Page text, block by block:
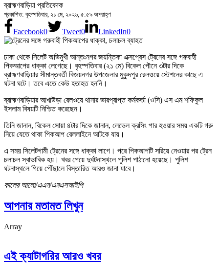
ব্রাহ্মণবাড়িয়া প্রতিবেদক
প্রকাশিত: বৃহস্পতিবার, ২১ মে, ২০২৬, ৫:৫৯ অপরাহ্ণ
Facebook0 Tweet0 LinkedIn0
ঢাকা থেকে সিলেট অভিমুখী আন্তঃনগর জয়ন্তিকা এক্সপ্রেস ট্রেনের সঙ্গে গরুবাহী
পিকআপের ধাক্কা লেগেছে। বৃহস্পতিবার (২১ মে) বিকেল পৌনে ৩টার দিকে
ব্রাহ্মণবাড়িয়ার সীমান্তবর্তী বিজয়নগর উপজেলার মুকুন্দপুর রেলওয়ে স্টেশনের কাছে এ
ঘটনা ঘটে। তবে এতে কেউ হতাহত হননি।
ব্রাহ্মণবাড়িয়ার আখাউড়া রেলওয়ে থানার ভারপ্রাপ্ত কর্মকর্তা (ওসি) এস এম শফিকুল
ইসলাম বিষয়টি নিশ্চিত করেছেন।
তিনি জানান, বিকেল সোয়া ৪টার দিকে জানান, লেভেল ক্রসিং পার হওয়ার সময় একটি গরু
নিয়ে যেতে থাকা পিকআপ রেললাইনে আটকে যায়।
এ সময় সিলেটগামী ট্রেনের সঙ্গে ধাক্কা লাগে। পরে পিকআপটি সরিয়ে নেওয়ার পর ট্রেন
চলাচল স্বাভাবিক হয়। খবর পেয়ে দুর্ঘটনাস্থলে পুলিশ পাঠানো হয়েছে। পুলিশ
ঘটনাস্থলে গিয়ে পৌঁছালে বিস্তারিত আরও জানা যাবে।
কালের আলো/এএন/এমএসআইপি
আপনার মতামত লিখুন
Array
এই ক্যাটাগরির আরও খবর